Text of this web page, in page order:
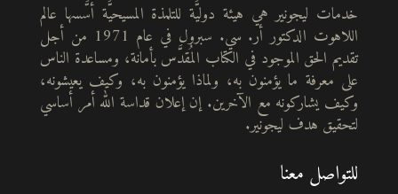
خدمات ليجونير هي هيئة دوليَّة للتلمذة المسيحيَّة أسَّسها عالم
اللاهوت الدكتور أر. سي. سبرول في عام 1971 من أجل
تقديم الحق الموجود في الكتاب المُقدَّس بأمانة، ومساعدة الناس
على معرفة ما يؤمنون به، ولماذا يؤمنون به، وكيف يعيشونه،
وكيف يشاركونه مع الآخرين. إن إعلان قداسة الله أمر أساسي
لتحقيق هدف ليجونير.
للتواصل معنا